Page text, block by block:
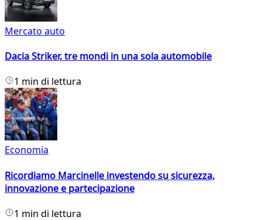
Mercato auto
Dacia Striker, tre mondi in una sola automobile
1 min di lettura
Economia
Ricordiamo Marcinelle investendo su sicurezza,
innovazione e partecipazione
1 min di lettura